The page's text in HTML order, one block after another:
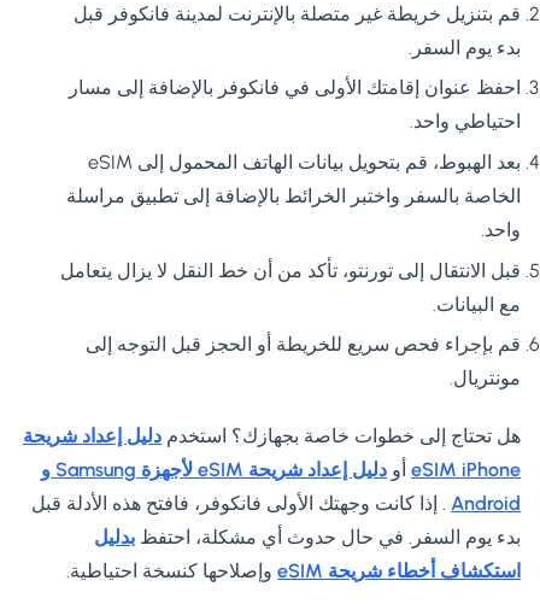
قم بتنزيل خريطة غير متصلة بالإنترنت لمدينة فانكوفر قبل
بدء يوم السفر.
احفظ عنوان إقامتك الأولى في فانكوفر بالإضافة إلى مسار
احتياطي واحد.
بعد الهبوط، قم بتحويل بيانات الهاتف المحمول إلى eSIM
الخاصة بالسفر واختبر الخرائط بالإضافة إلى تطبيق مراسلة
واحد.
قبل الانتقال إلى تورنتو، تأكد من أن خط النقل لا يزال يتعامل
مع البيانات.
قم بإجراء فحص سريع للخريطة أو الحجز قبل التوجه إلى
مونتريال.
هل تحتاج إلى خطوات خاصة بجهازك؟ استخدم دليل إعداد شريحة
eSIM iPhone أو
دليل إعداد شريحة eSIM لأجهزة Samsung و
Android . إذا كانت وجهتك الأولى فانكوفر، فافتح هذه الأدلة قبل
بدء يوم السفر. في حال حدوث أي مشكلة، احتفظ بدليل
استكشاف أخطاء شريحة eSIM
وإصلاحها كنسخة احتياطية.